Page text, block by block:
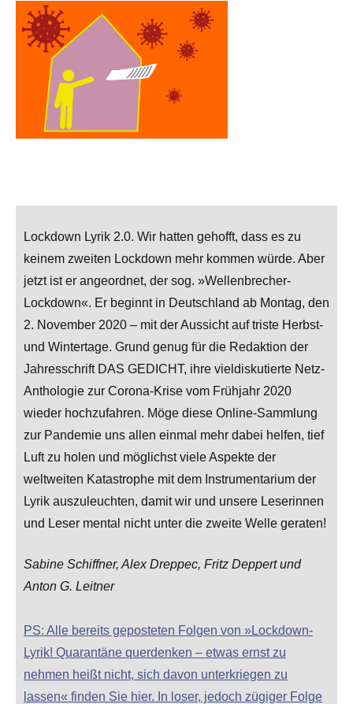
Lockdown Lyrik 2.0. Wir hatten gehofft, dass es zu
keinem zweiten Lockdown mehr kommen würde. Aber
jetzt ist er angeordnet, der sog. »Wellenbrecher-
Lockdown«. Er beginnt in Deutschland ab Montag, den
2. November 2020 – mit der Aussicht auf triste Herbst-
und Wintertage. Grund genug für die Redaktion der
Jahresschrift DAS GEDICHT, ihre vieldiskutierte Netz-
Anthologie zur Corona-Krise vom Frühjahr 2020
wieder hochzufahren. Möge diese Online-Sammlung
zur Pandemie uns allen einmal mehr dabei helfen, tief
Luft zu holen und möglichst viele Aspekte der
weltweiten Katastrophe mit dem Instrumentarium der
Lyrik auszuleuchten, damit wir und unsere Leserinnen
und Leser mental nicht unter die zweite Welle geraten!
Sabine Schiffner, Alex Dreppec, Fritz Deppert und
Anton G. Leitner
PS: Alle bereits geposteten Folgen von »Lockdown-
Lyrik! Quarantäne querdenken – etwas ernst zu
nehmen heißt nicht, sich davon unterkriegen zu
lassen« finden Sie hier. In loser, jedoch zügiger Folge